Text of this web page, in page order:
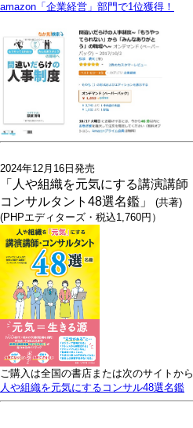
amazon「企業経営」部門で1位獲得！
2024年12月16日発売
「人や組織を元気にする講演講師
コンサルタント48選名鑑」 (共著)
(PHPエディターズ・税込1,760円）
ご購入は全国の書店または次のサイトから
人や組織を元気にするコンサル48選名鑑